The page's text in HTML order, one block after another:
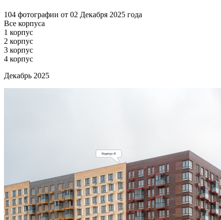
104 фотографии от 02 Декабря 2025 года
Все корпуса
1 корпус
2 корпус
3 корпус
4 корпус
Декабрь 2025